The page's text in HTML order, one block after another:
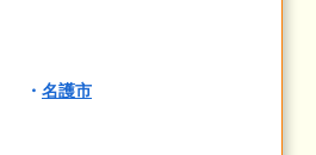
・ 名護市